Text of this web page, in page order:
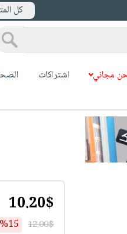
كل
مجاني اشتراكات
10.20$
12.00$
%15